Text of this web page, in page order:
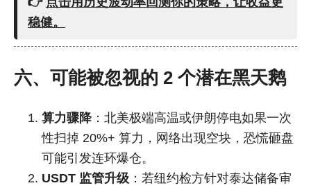
稳健。
六、可能被忽视的 2 个潜在黑天鹅
算力骤降：北美极端高温或伊朗停电如果一次
性扫掉 20%+ 算力，网络出现空块，恐慌砸盘
可能引发连环爆仓。
USDT 监管升级 ：若纽约检方针对泰达储备审